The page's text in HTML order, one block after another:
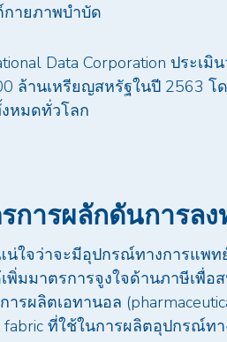
ายภาพบำบัด
Data Corporation ประ
ล้านเหรียญสหรัฐในปี 2563
หมดทั่วโลก
การผลักดันการล
น่ใจว่าจะมีอุปกรณ์ทางการแพท
เพิ่มมาตรการจูงใจด้านภาษีเพื่
ารผลิตเอทานอล
fabric ที่ใช้ในการผลิตอุปกรณ์ท